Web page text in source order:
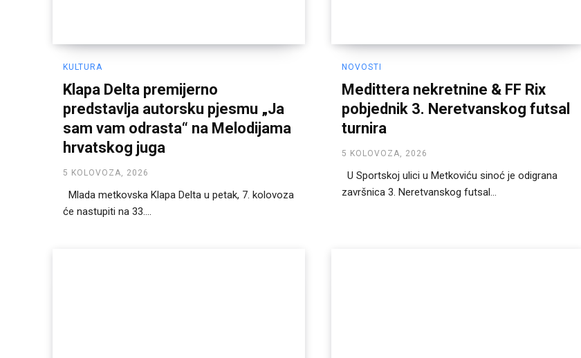
KULTURA
Klapa Delta premijerno
predstavlja autorsku pjesmu „Ja
sam vam odrasta“ na Melodijama
hrvatskog juga
5 KOLOVOZA, 2026
Mlada metkovska Klapa Delta u petak, 7. kolovoza
će nastupiti na 33....
NOVOSTI
Medittera nekretnine & FF Rix
pobjednik 3. Neretvanskog futsal
turnira
5 KOLOVOZA, 2026
U Sportskoj ulici u Metkoviću sinoć je odigrana
završnica 3. Neretvanskog futsal...